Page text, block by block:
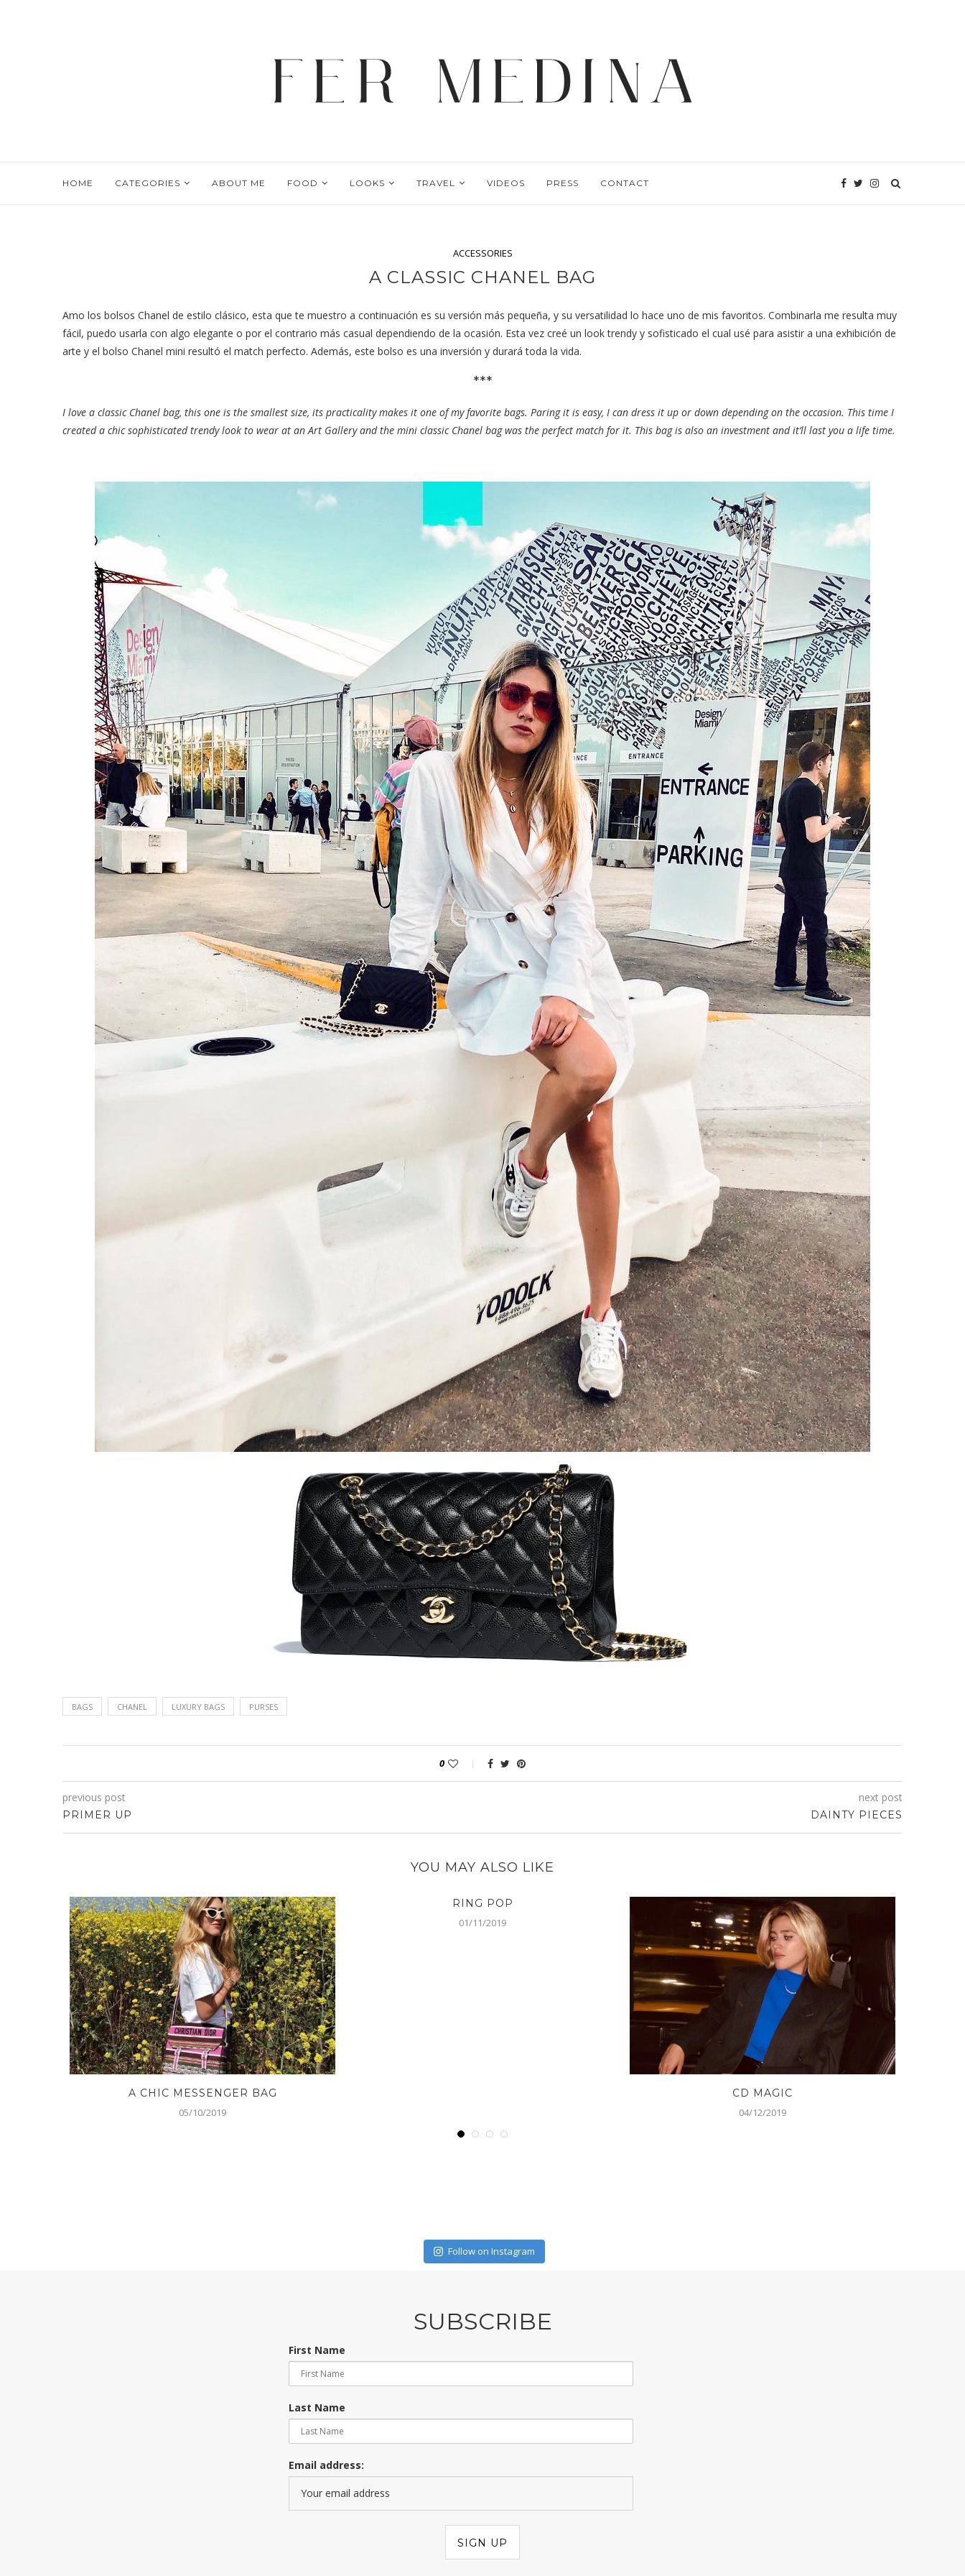
HOME CATEGORIES ABOUT ME FOOD LOOKS TRAVEL VIDEOS PRESS CONTACT
ACCESSORIES
A CLASSIC CHANEL BAG
Amo los bolsos Chanel de estilo clásico, esta que te muestro a continuación es su versión más pequeña, y su versatilidad lo hace uno de mis favoritos. Combinarla me resulta muy
fácil, puedo usarla con algo elegante o por el contrario más casual dependiendo de la ocasión. Esta vez creé un look trendy y sofisticado el cual usé para asistir a una exhibición de
arte y el bolso Chanel mini resultó el match perfecto. Además, este bolso es una inversión y durará toda la vida.
***
I love a classic Chanel bag, this one is the smallest size, its practicality makes it one of my favorite bags. Paring it is easy, I can dress it up or down depending on the occasion. This time I
created a chic sophisticated trendy look to wear at an Art Gallery and the mini classic Chanel bag was the perfect match for it. This bag is also an investment and it’ll last you a life time.
BAGS CHANEL LUXURY BAGS PURSES
0
previous post
PRIMER UP
next post
DAINTY PIECES
YOU MAY ALSO LIKE
A CHIC MESSENGER BAG
05/10/2019
RING POP
01/11/2019
CD MAGIC
04/12/2019
Follow on Instagram
SUBSCRIBE
First Name
Last Name
Email address: